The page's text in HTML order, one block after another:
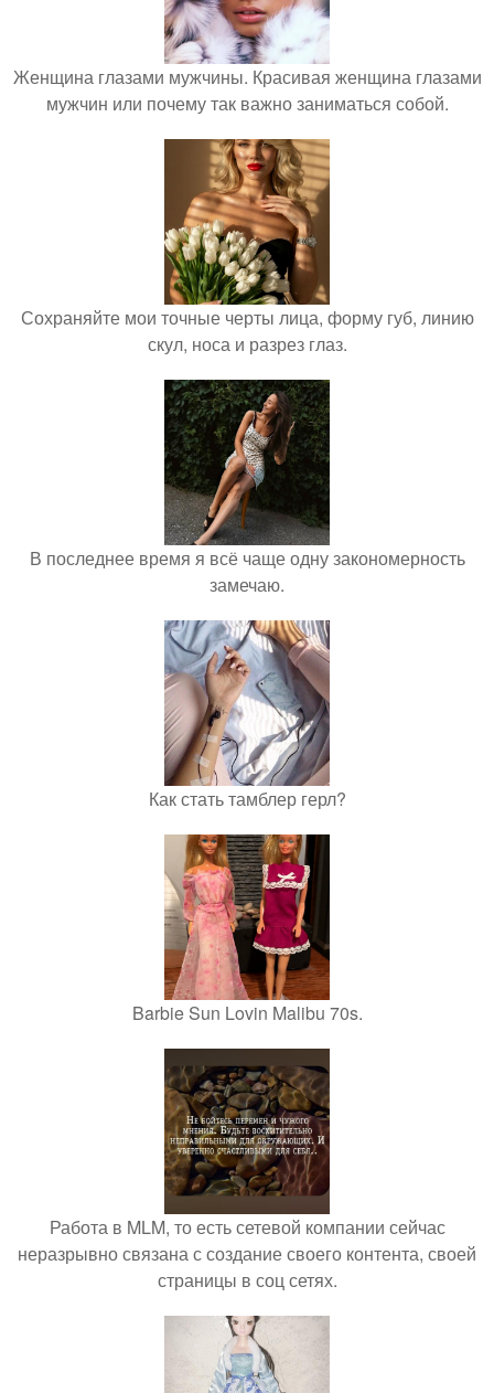
Женщина глазами мужчины. Красивая женщина глазами
мужчин или почему так важно заниматься собой.
Сохраняйте мои точные черты лица, форму губ, линию
скул, носа и разрез глаз.
В последнее время я всё чаще одну закономерность
замечаю.
Как стать тамблер герл?
Barbie Sun Lovin Malibu 70s.
Работа в MLM, то есть сетевой компании сейчас
неразрывно связана с создание своего контента, своей
страницы в соц сетях.